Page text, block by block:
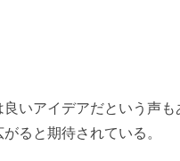
いアイデアだという声も
ると期待されている。